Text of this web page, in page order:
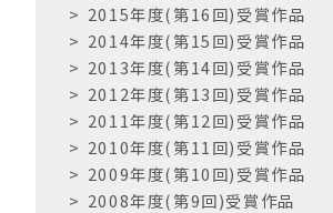
2015年度(第16回)受賞作品
2014年度(第15回)受賞作品
2013年度(第14回)受賞作品
2012年度(第13回)受賞作品
2011年度(第12回)受賞作品
2010年度(第11回)受賞作品
2009年度(第10回)受賞作品
2008年度(第9回)受賞作品